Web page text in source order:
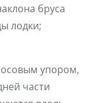
бруса
лодки;
упором,
части